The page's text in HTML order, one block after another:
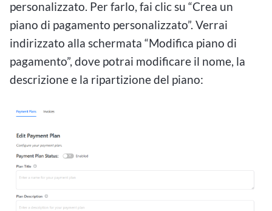
personalizzato. Per farlo, fai clic su “Crea un
piano di pagamento personalizzato”. Verrai
indirizzato alla schermata “Modifica piano di
pagamento”, dove potrai modificare il nome, la
descrizione e la ripartizione del piano: